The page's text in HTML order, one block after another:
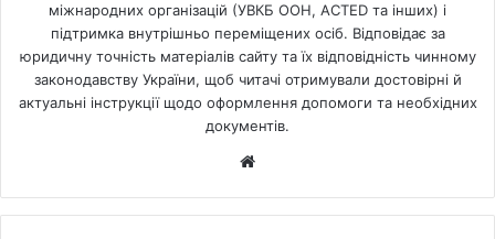
міжнародних організацій (УВКБ ООН, ACTED та інших) і
підтримка внутрішньо переміщених осіб. Відповідає за
юридичну точність матеріалів сайту та їх відповідність чинному
законодавству України, щоб читачі отримували достовірні й
актуальні інструкції щодо оформлення допомоги та необхідних
документів.